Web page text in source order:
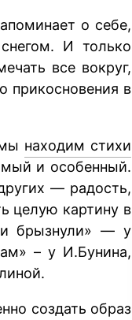
о себе,
И только
все вокруг,
прикосновения в
находим стихи
и особенный.
— радость,
целую картину в
брызнули» — у
– у И.Бунина,
создать образ